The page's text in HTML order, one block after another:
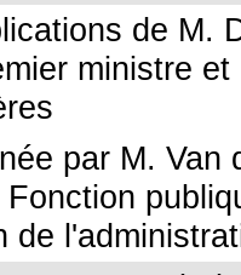
de M.
ministre
par M. Van
de